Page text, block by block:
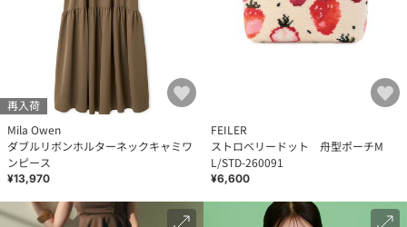
再入荷
Mila Owen
ダブルリボンホルターネックキャミワ
ンピース
¥13,970
FEILER
ストロベリードット 舟型ポーチM
L/STD-260091
¥6,600